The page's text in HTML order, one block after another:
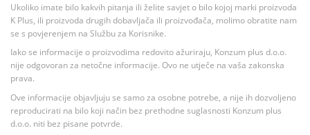
Ukoliko imate bilo kakvih pitanja ili želite savjet o bilo kojoj marki proizvoda
K Plus, ili proizvoda drugih dobavljača ili proizvođača, molimo obratite nam
se s povjerenjem na Službu za Korisnike.
Iako se informacije o proizvodima redovito ažuriraju, Konzum plus d.o.o.
nije odgovoran za netočne informacije. Ovo ne utječe na vaša zakonska
prava.
Ove informacije objavljuju se samo za osobne potrebe, a nije ih dozvoljeno
reproducirati na bilo koji način bez prethodne suglasnosti Konzum plus
d.o.o. niti bez pisane potvrde.